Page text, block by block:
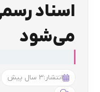
اسناد
می‌شود
انتشار:3 سال پیش